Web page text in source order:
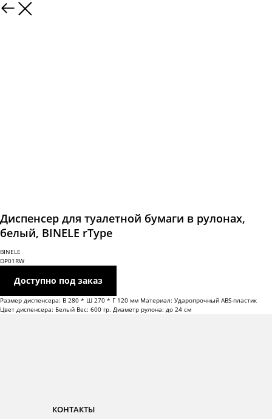
Диспенсер для туалетной бумаги в рулонах,
белый, BINELE rType
ВINELE
DP01RW
Размер диспенсера: В 280 * Ш 270 * Г 120 мм Материал: Ударопрочный ABS-пластик
Цвет диспенсера: Белый Вес: 600 гр. Диаметр рулона: до 24 см
КОНТАКТЫ